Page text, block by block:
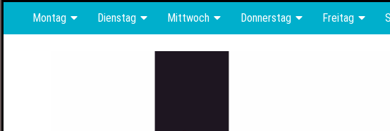
Montag Dienstag Mittwoch Donnerstag Freitag